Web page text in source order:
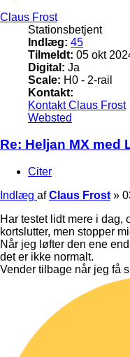
Claus Frost
Stationsbetjent
Indlæg: 45
Tilmeldt: 05 okt
Digital: Ja
Scale: H0 - 2-rail
Kontakt:
Kontakt Claus Frost
Websted
Re: Heljan MX
Citer
Indlæg afClaus Frost »
Har testet lidt mere i dag,
kortslutter, men stopper
Når jeg løfter den ene
det er ikke normalt.
Vender tilbage når jeg få